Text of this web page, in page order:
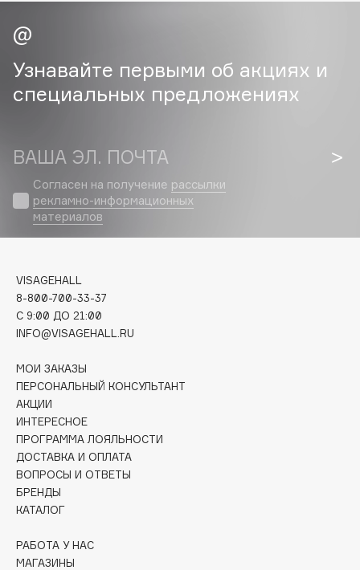
Cadence
Carbon Theory
Carmex
Celimax
Cettua
Chupa Chups
Clarins Precious
Clinique
Clive Christian
Collagenina
Consly
Corimo
CosRX
Cottolina
Crescina
Cunzite
Узнавайте первыми об акциях и
специальных предложениях
ВАША ЭЛ. ПОЧТА
Согласен на получение рассылки
рекламно-информационных
материалов
VISAGEHALL
8-800-700-33-37
C 9:00 ДО 21:00
INFO@VISAGEHALL.RU
МОИ ЗАКАЗЫ
ПЕРСОНАЛЬНЫЙ КОНСУЛЬТАНТ
АКЦИИ
ИНТЕРЕСНОЕ
ПРОГРАММА ЛОЯЛЬНОСТИ
ДОСТАВКА И ОПЛАТА
ВОПРОСЫ И ОТВЕТЫ
БРЕНДЫ
КАТАЛОГ
РАБОТА У НАС
МАГАЗИНЫ